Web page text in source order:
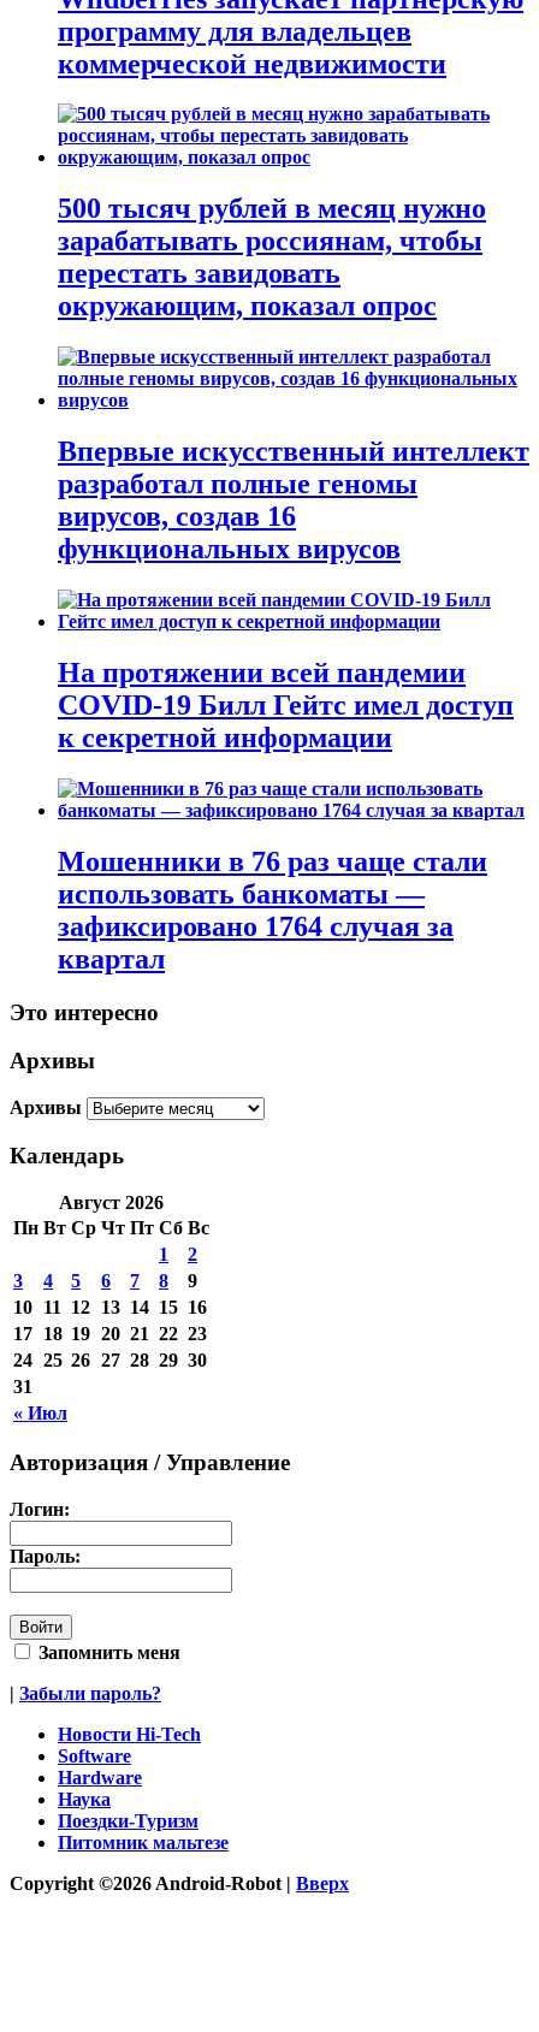
программу для владельцев
коммерческой недвижимости
500 тысяч рублей в месяц нужно
зарабатывать россиянам, чтобы
перестать завидовать
окружающим, показал опрос
Впервые искусственный интеллект
разработал полные геномы
вирусов, создав 16
функциональных вирусов
На протяжении всей пандемии
COVID-19 Билл Гейтс имел доступ
к секретной информации
Мошенники в 76 раз чаще стали
использовать банкоматы —
зафиксировано 1764 случая за
квартал
Это интересно
Архивы
Архивы
Календарь
Август 2026
Пн Вт Ср Чт Пт Сб Вс
« Июл
1
2
3
4 5 6 7 8
9
10 11 12 13 14 15 16
17 18 19 20 21 22 23
24 25 26 27 28 29 30
31
Авторизация / Управление
Логин:
Пароль:
Запомнить меня
| Забыли пароль?
Новости Hi-Tech
Software
Hardware
Наука
Поездки-Туризм
Питомник мальтезе
Copyright ©2026 Android-Robot | Вверх